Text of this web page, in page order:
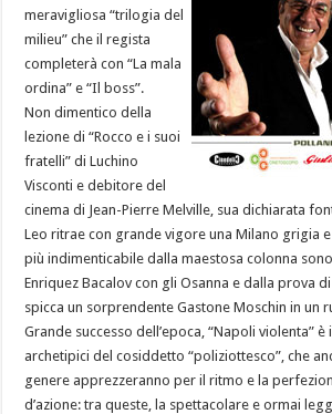
meravigliosa “trilogia del
milieu” che il regista
completerà con “La mala
ordina” e “Il boss”.
Non dimentico della
lezione di “Rocco e i suoi
fratelli” di Luchino
Visconti e debitore del
cinema di Jean-Pierre Melville, sua dichiarata
Leo ritrae con grande vigore una Milano grigia
più indimenticabile dalla maestosa colonna
Enriquez Bacalov con gli Osanna e dalla prova
spicca un sorprendente Gastone Moschin in un
Grande successo dell’epoca, “Napoli violenta”
archetipici del cosiddetto “poliziottesco”, che
genere apprezzeranno per il ritmo e la
d’azione: tra queste, la spettacolare e ormai